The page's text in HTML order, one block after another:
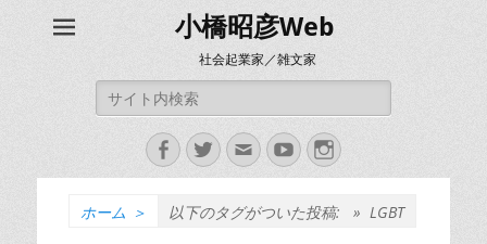
小橋昭彦Web
社会起業家／雑文家
索:
Facebook
Twitter
メ
ー
YouTubeInstagram
ホーム ＞ 以下のタグがついた投稿: » LGBT